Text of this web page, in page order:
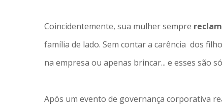
Coincidentemente, sua mulher sempre reclam
família de lado. Sem contar a carência dos
na empresa ou apenas brincar... e esses são
Após um evento de governança corporativa